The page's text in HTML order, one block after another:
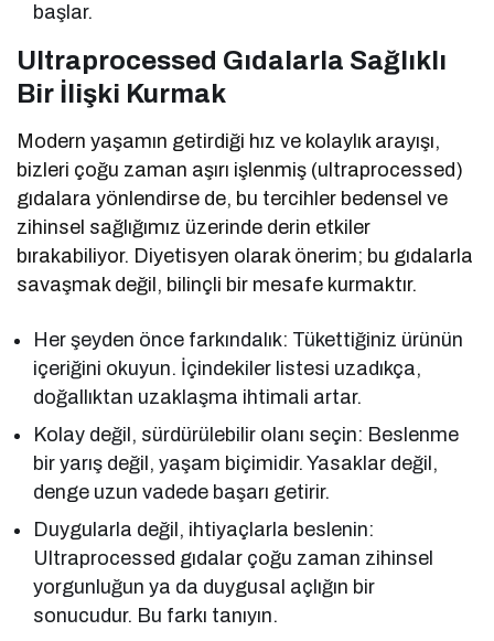
başlar.
Ultraprocessed Gıdalarla Sağlıklı
Bir İlişki Kurmak
Modern yaşamın getirdiği hız ve kolaylık arayışı,
bizleri çoğu zaman aşırı işlenmiş (ultraprocessed)
gıdalara yönlendirse de, bu tercihler bedensel ve
zihinsel sağlığımız üzerinde derin etkiler
bırakabiliyor. Diyetisyen olarak önerim; bu gıdalarla
savaşmak değil, bilinçli bir mesafe kurmaktır.
Her şeyden önce farkındalık: Tükettiğiniz ürünün
içeriğini okuyun. İçindekiler listesi uzadıkça,
doğallıktan uzaklaşma ihtimali artar.
Kolay değil, sürdürülebilir olanı seçin: Beslenme
bir yarış değil, yaşam biçimidir. Yasaklar değil,
denge uzun vadede başarı getirir.
Duygularla değil, ihtiyaçlarla beslenin:
Ultraprocessed gıdalar çoğu zaman zihinsel
yorgunluğun ya da duygusal açlığın bir
sonucudur. Bu farkı tanıyın.